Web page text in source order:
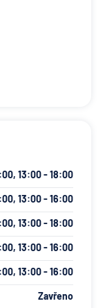
13:00 - 18:00
13:00 - 16:00
13:00 - 18:00
13:00 - 16:00
13:00 - 16:00
Zavřeno